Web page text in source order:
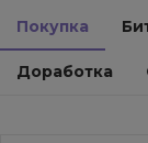
Покупка
Доработка